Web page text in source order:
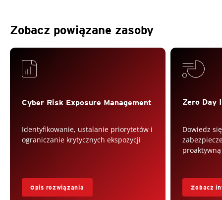
Zobacz powiązane zasoby
Cyber Risk Exposure Management
Identyfikowanie, ustalanie priorytetów i
ograniczanie krytycznych ekspozycji
Opis rozwiązania
Zero Day
Dowiedz
Zobacz